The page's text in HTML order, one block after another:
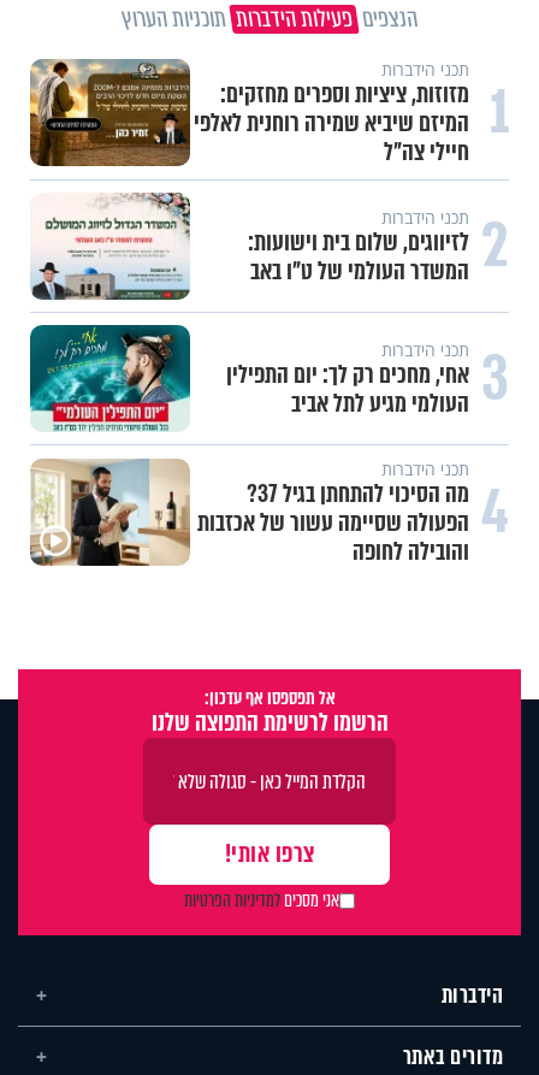
הנצפים פעילות הידברות תוכניות הערוץ
1 תכני הידברות
מזוזות, ציציות וספרים מחזקים:
המיזם שיביא שמירה רוחנית לאלפי
חיילי צה"ל
2 תכני הידברות
לזיווגים, שלום בית וישועות:
המשדר העולמי של ט"ו באב
3 תכני הידברות
אחי, מחכים רק לך: יום התפילין
העולמי מגיע לתל אביב
4 תכני הידברות
מה הסיכוי להתחתן בגיל 37?
הפעולה שסיימה עשור של אכזבות
והובילה לחופה
אל תפספסו אף עדכון:
הרשמו לרשימת התפוצה שלנו
אני מסכיםלמדיניות הפרטיות
הידברות
מדורים באתר